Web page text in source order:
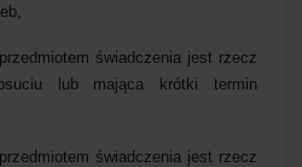
świadczenia jest rzecz
lub mająca krótki termin
świadczenia jest rzecz